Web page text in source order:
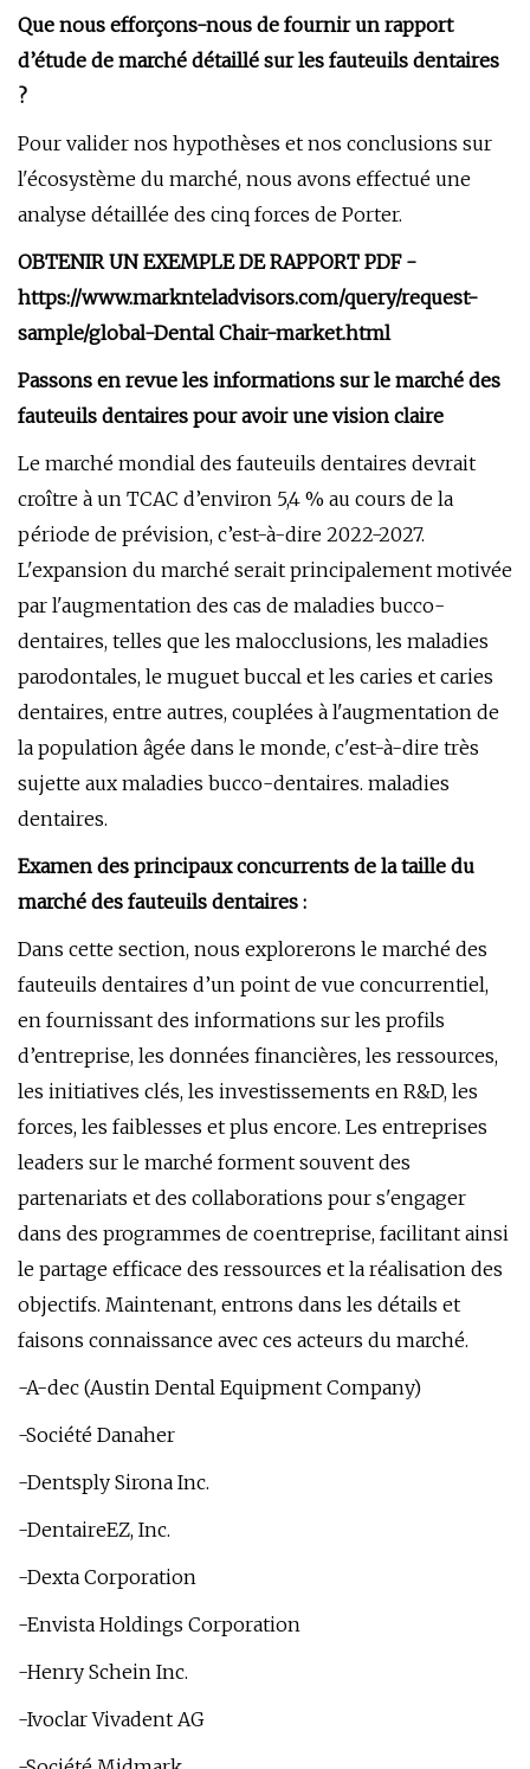
Que nous efforçons-nous de fournir un rapport
d’étude de marché détaillé sur les fauteuils dentaires
?
Pour valider nos hypothèses et nos conclusions sur
l'écosystème du marché, nous avons effectué une
analyse détaillée des cinq forces de Porter.
OBTENIR UN EXEMPLE DE RAPPORT PDF -
https://www.marknteladvisors.com/query/request-
sample/global-Dental Chair-market.html
Passons en revue les informations sur le marché des
fauteuils dentaires pour avoir une vision claire
Le marché mondial des fauteuils dentaires devrait
croître à un TCAC d’environ 5,4 % au cours de la
période de prévision, c’est-à-dire 2022-2027.
L'expansion du marché serait principalement motivée
par l'augmentation des cas de maladies bucco-
dentaires, telles que les malocclusions, les maladies
parodontales, le muguet buccal et les caries et caries
dentaires, entre autres, couplées à l'augmentation de
la population âgée dans le monde, c'est-à-dire très
sujette aux maladies bucco-dentaires. maladies
dentaires.
Examen des principaux concurrents de la taille du
marché des fauteuils dentaires :
Dans cette section, nous explorerons le marché des
fauteuils dentaires d’un point de vue concurrentiel,
en fournissant des informations sur les profils
d’entreprise, les données financières, les ressources,
les initiatives clés, les investissements en R&D, les
forces, les faiblesses et plus encore. Les entreprises
leaders sur le marché forment souvent des
partenariats et des collaborations pour s'engager
dans des programmes de coentreprise, facilitant ainsi
le partage efficace des ressources et la réalisation des
objectifs. Maintenant, entrons dans les détails et
faisons connaissance avec ces acteurs du marché.
-A-dec (Austin Dental Equipment Company)
-Société Danaher
-Dentsply Sirona Inc.
-DentaireEZ, Inc.
-Dexta Corporation
-Envista Holdings Corporation
-Henry Schein Inc.
-Ivoclar Vivadent AG